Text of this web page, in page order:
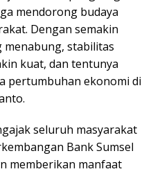
mendorong budaya
Dengan semakin
menabung, stabilitas
kuat, dan tentunya
pertumbuhan ekonomi di
seluruh masyarakat
Bank Sumsel
memberikan manfaat